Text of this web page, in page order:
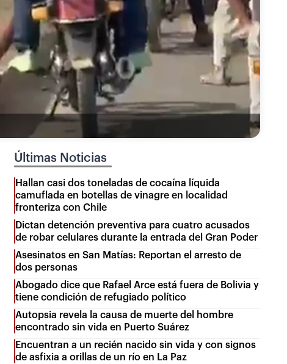
Últimas Noticias
Hallan casi dos toneladas de cocaína líquida
camuflada en botellas de vinagre en localidad
fronteriza con Chile
Dictan detención preventiva para cuatro acusados
de robar celulares durante la entrada del Gran Poder
Asesinatos en San Matías: Reportan el arresto de
dos personas
Abogado dice que Rafael Arce está fuera de Bolivia y
tiene condición de refugiado político
Autopsia revela la causa de muerte del hombre
encontrado sin vida en Puerto Suárez
Encuentran a un recién nacido sin vida y con signos
de asfixia a orillas de un río en La Paz